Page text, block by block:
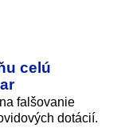
celú
falšovanie
dotácií.